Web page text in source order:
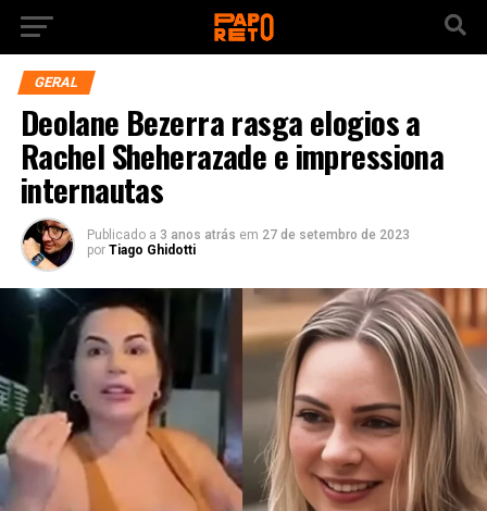
GERAL
Deolane Bezerra rasga elogios a
Rachel Sheherazade e impressiona
internautas
Publicado a 3 anos atrás em 27 de setembro de 2023
por Tiago Ghidotti